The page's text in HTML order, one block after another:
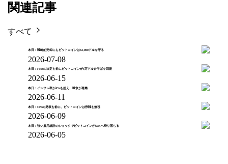
関連記事
すべて
本日：戦略的売却にもビットコインは63,000ドルを守る
2026-07-08
本日：FRBの決定を前にビットコインが6万ドル台半ばを回復
2026-06-15
本日：インフレ率が4%を超え、戦争が再燃
2026-06-11
本日：CPIの発表を前に、ビットコインは停戦を無視
2026-06-09
本日：強い雇用統計のショックでビットコインが60Kへ滑り落ちる
2026-06-05